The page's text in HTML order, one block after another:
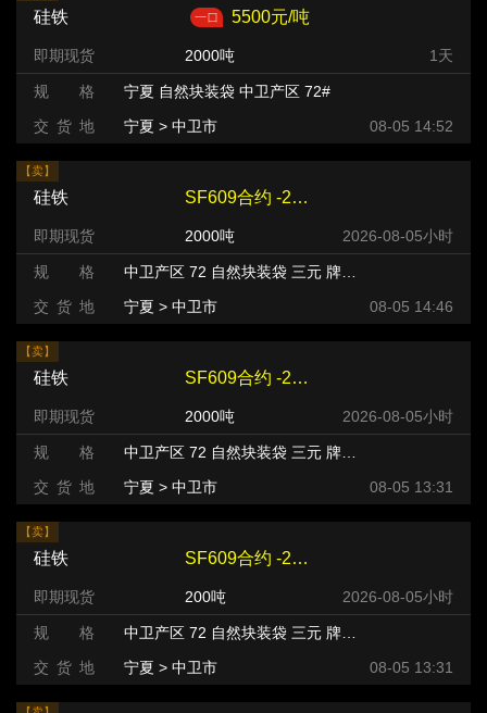
硅铁 5500元/吨
即期现货 2000吨 1天
规 格
宁夏 自然块装袋 中卫产区 72#
交 货 地
宁夏 > 中卫市 08-05 14:52
【卖】
硅铁 SF609合约 -240 元/吨
即期现货 2000吨 2026-08-05小时
规 格
中卫产区 72 自然块装袋 三元 牌号:FeSi75~B粒度等级/mm
交 货 地
宁夏 > 中卫市 08-05 14:46
【卖】
硅铁 SF609合约 -240 元/吨
即期现货 2000吨 2026-08-05小时
规 格
中卫产区 72 自然块装袋 三元 牌号:FeSi75~B粒度等级/mm
交 货 地
宁夏 > 中卫市 08-05 13:31
【卖】
硅铁 SF609合约 -220 元/吨
即期现货 200吨 2026-08-05小时
规 格
中卫产区 72 自然块装袋 三元 牌号:FeSi75~B粒度等级/mm
交 货 地
宁夏 > 中卫市 08-05 13:31